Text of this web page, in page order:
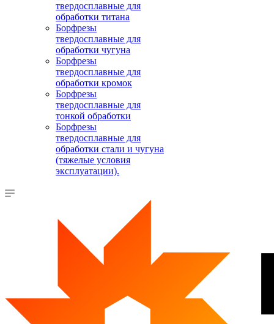
твердосплавные для
обработки титана
Борфрезы
твердосплавные для
обработки чугуна
Борфрезы
твердосплавные для
обработки кромок
Борфрезы
твердосплавные для
тонкой обработки
Борфрезы
твердосплавные для
обработки стали и чугуна
(тяжелые условия
эксплуатации).